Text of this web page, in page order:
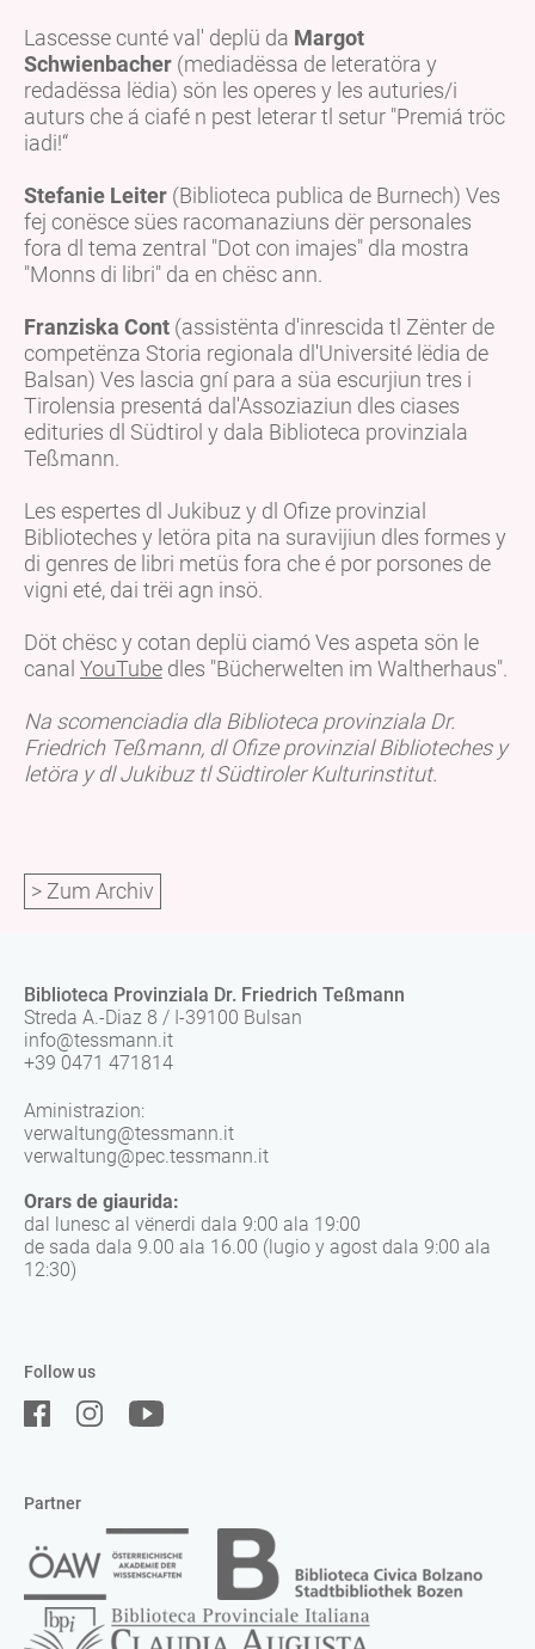
Lascesse cunté val' deplü da Margot
Schwienbacher (mediadëssa de leteratöra y
redadëssa lëdia) sön les operes y les auturies/i
auturs che á ciafé n pest leterar tl setur "Premiá tröc
iadi!“
Stefanie Leiter (Biblioteca publica de Burnech) Ves
fej conësce sües racomanaziuns dër personales
fora dl tema zentral "Dot con imajes" dla mostra
"Monns di libri" da en chësc ann.
Franziska Cont (assistënta d'inrescida tl Zënter de
competënza Storia regionala dl'Université lëdia de
Balsan) Ves lascia gní para a süa escurjiun tres i
Tirolensia presentá dal'Assoziaziun dles ciases
edituries dl Südtirol y dala Biblioteca provinziala
Teßmann.
Les espertes dl Jukibuz y dl Ofize provinzial
Biblioteches y letöra pita na suravijiun dles formes y
di genres de libri metüs fora che é por porsones de
vigni eté, dai trëi agn insö.
Döt chësc y cotan deplü ciamó Ves aspeta sön le
canal YouTube dles "Bücherwelten im Waltherhaus".
Na scomenciadia dla Biblioteca provinziala Dr.
Friedrich Teßmann, dl Ofize provinzial Biblioteches y
letöra y dl Jukibuz tl Südtiroler Kulturinstitut.
> Zum Archiv
Biblioteca Provinziala Dr. Friedrich Teßmann
Streda A.-Diaz 8 / I-39100 Bulsan
info@tessmann.it
+39 0471 471814
Follow us
Aministrazion:
verwaltung@tessmann.it
verwaltung@pec.tessmann.it
Orars de giaurida:
dal lunesc al vënerdi dala 9:00 ala 19:00
de sada dala 9.00 ala 16.00 (lugio y agost dala 9:00 ala
12:30)
Partner